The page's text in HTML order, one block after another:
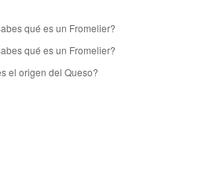
qué es un Fromelier?
qué es un Fromelier?
el origen del Queso?